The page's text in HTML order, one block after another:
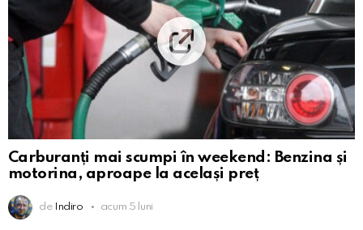
Carburanți mai scumpi în weekend: Benzina și
motorina, aproape la același preț
de Indiro acum 5 luni